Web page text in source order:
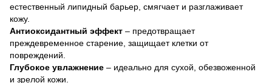
естественный липидный барьер, смягчает и разглаживает
кожу.
Антиоксидантный эффект – предотвращает
преждевременное старение, защищает клетки от
повреждений.
Глубокое увлажнение – идеально для сухой, обезвоженной
и зрелой кожи.